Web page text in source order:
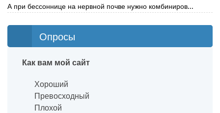
А при бессоннице на нервной почве нужно комбиниров...
Опросы
Как вам мой сайт
Хороший
Превосходный
Плохой